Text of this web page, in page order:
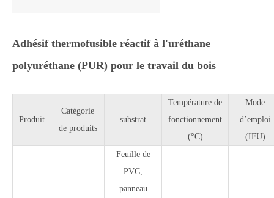
Adhésif thermofusible réactif à l'uréthane
polyuréthane (PUR) pour le travail du bois
Produit
Catégorie
de produits
substrat
Température de
fonctionnement
(°C)
Mode
d’emploi
(IFU)
Feuille de
PVC,
panneau